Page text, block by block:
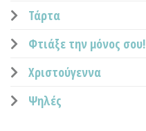
Τάρτα
Φτιάξε την μόνος σου!
Χριστούγεννα
Ψηλές